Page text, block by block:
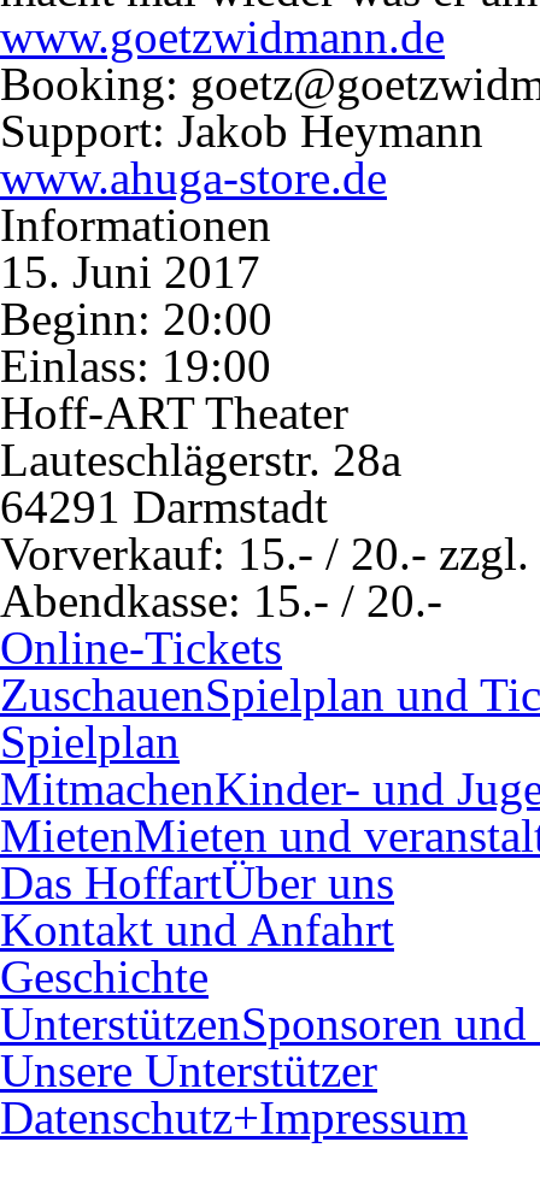
www.goetzwidmann.de
Booking:
Support: Jakob Heymann
www.ahuga-store.de
Informationen
15. Juni 2017
Beginn: 20:00
Einlass: 19:00
Hoff-ART Theater
Lauteschlägerstr. 28a
64291 Darmstadt
Vorverkauf: 15.- / 20.-
Abendkasse: 15.- / 20.-
Online-Tickets
ZuschauenSpielplan und
Spielplan
MitmachenKinder- und
MietenMieten und
Das HoffartÜber uns
Kontakt und Anfahrt
Geschichte
UnterstützenSponsoren
Unsere Unterstützer
Datenschutz+Impressum